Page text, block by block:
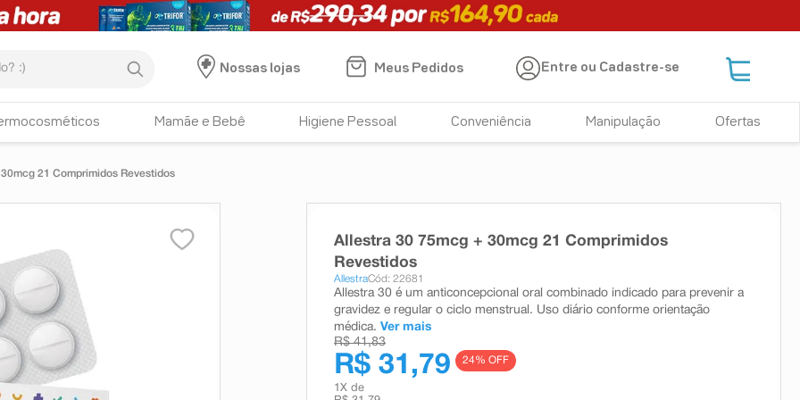
Nossas lojas
Meus Pedidos Entre ou Cadastre-se
Mamãe e Bebê Higiene Pessoal Conveniência Manipulação Ofertas
21 Comprimidos Revestidos
Allestra 30 75mcg + 30mcg 21 Comprimidos
Revestidos
AllestraCód: 22681
Allestra 30 é um anticoncepcional oral combinado indicado para prevenir a
gravidez e regular o ciclo menstrual. Uso diário conforme orientação
médica. Ver mais
R$ 41,83
R$ 31,79 24% OFF
1 X de